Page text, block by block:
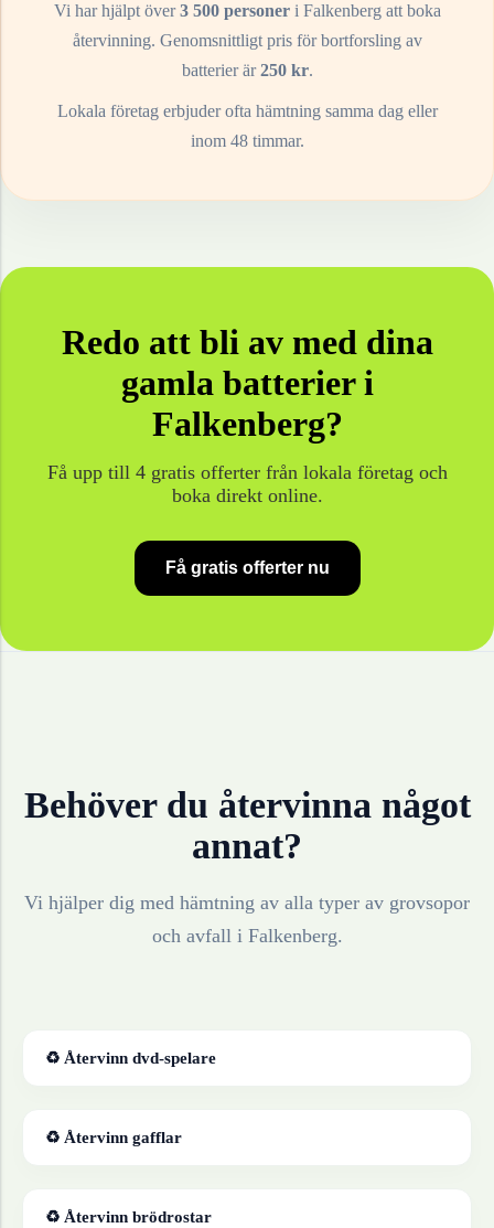
Vi har hjälpt över3 500 personeri Falkenberg att boka
återvinning. Genomsnittligt pris för bortforsling av
batterierär250kr.
Lokala företag erbjuder ofta hämtning samma dag eller
inom 48 timmar.
Redo att bli av med dina
gamla batterieri
Falkenberg?
Få upp till 4 gratis offerter från lokala företag och
boka direkt online.
Få gratis offerter nu
Behöver du återvinna något
annat?
Vi hjälper dig med hämtning av alla typer av grovsopor
och avfall i Falkenberg.
♻ Återvinn dvd-spelare
♻ Återvinn gafflar
♻ Återvinn brödrostar